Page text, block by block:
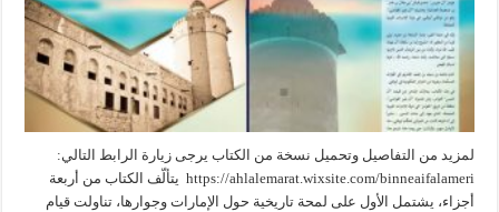
لمزيد من التفاصيل وتحميل نسخة من الكتاب يرجى زيارة الرابط التالي:
https://ahlalemarat.wixsite.com/binneaifalameri يتألّف الكتاب من أربعة
أجزاء، يشتمل الأول على لمحة تاريخية حول الإمارات وجوارها، تناولت قيام